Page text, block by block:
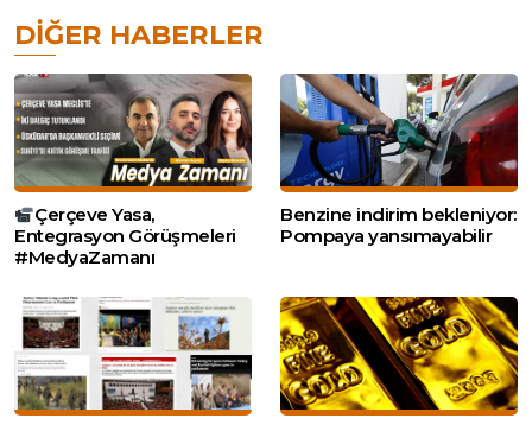
DIĞER HABERLER
Çerçeve Yasa,
Entegrasyon Görüşmeleri
#MedyaZamanı
Benzine indirim bekleniyor:
Pompaya yansımayabilir